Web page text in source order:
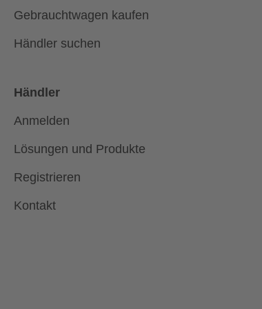
Gebrauchtwagen kaufen
Händler suchen
Händler
Anmelden
Lösungen und Produkte
Registrieren
Kontakt